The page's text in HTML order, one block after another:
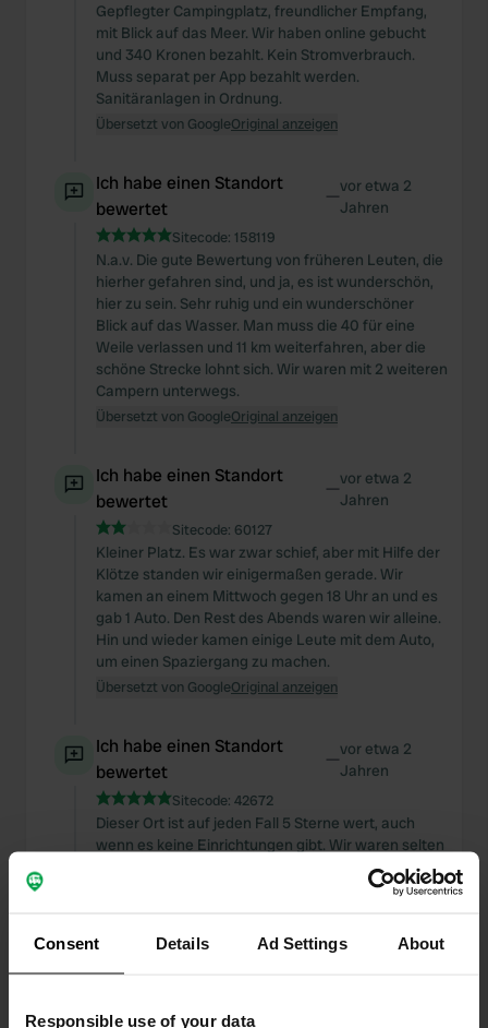
Consent Details Ad Settings About
Responsible use of your data
Gepflegter Campingplatz, freundlicher Empfang,
mit Blick auf das Meer. Wir haben online gebucht
und 340 Kronen bezahlt. Kein Stromverbrauch.
Muss separat per App bezahlt werden.
Sanitäranlagen in Ordnung.
Übersetzt von GoogleOriginal anzeigen
Ich habe einen Standort
bewertet
—vor etwa 2
Jahren
Sitecode: 158119
N.a.v. Die gute Bewertung von früheren Leuten, die
hierher gefahren sind, und ja, es ist wunderschön,
hier zu sein. Sehr ruhig und ein wunderschöner
Blick auf das Wasser. Man muss die 40 für eine
Weile verlassen und 11 km weiterfahren, aber die
schöne Strecke lohnt sich. Wir waren mit 2 weiteren
Campern unterwegs.
Übersetzt von GoogleOriginal anzeigen
Ich habe einen Standort
bewertet
—vor etwa 2
Jahren
Sitecode: 60127
Kleiner Platz. Es war zwar schief, aber mit Hilfe der
Klötze standen wir einigermaßen gerade. Wir
kamen an einem Mittwoch gegen 18 Uhr an und es
gab 1 Auto. Den Rest des Abends waren wir alleine.
Hin und wieder kamen einige Leute mit dem Auto,
um einen Spaziergang zu machen.
Übersetzt von GoogleOriginal anzeigen
Ich habe einen Standort
bewertet
—vor etwa 2
Jahren
Sitecode: 42672
Dieser Ort ist auf jeden Fall 5 Sterne wert, auch
wenn es keine Einrichtungen gibt. Wir waren selten
an einem so schönen Ort. Wunderbar ruhig und
kein Problem mit angelnden Jugendlichen. Internet
hängenden Wolken. Und doch ist es hier
bezaubernd.